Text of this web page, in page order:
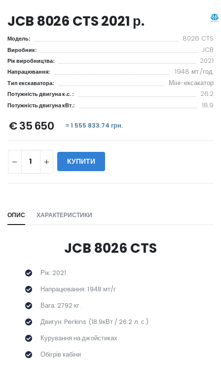
JCB 8026 CTS 2021 р.
Модель: 8026 CTS
Виробник: JCB
Рік виробництва: 2021
Напрацювання: 1948 мт./год.
Тип екскаватора: Міні-ексакатор
Потужність двигуна к.с. : 26.2
Потужність двигуна кВт.: 18.9
€ 35 650 ≈ 1 555 833.74 грн.
КУПИТИ
ОПИС ХАРАКТЕРИСТИКИ
JCB 8026 CTS
Рік: 2021
Напрацювання: 1948 мт/г
Вага: 2792 кг.
Двигун: Perkins (18.9кВт / 26.2 л. с.)
Курування на джойстиках
Обігрів кабіни